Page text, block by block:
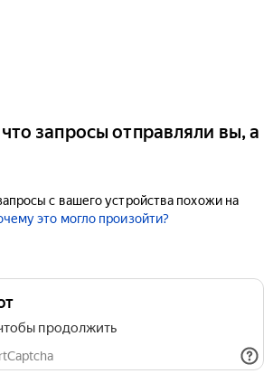
запросы отправляли вы, а
с вашего устройства похожи на
это могло произойти?
продолжить